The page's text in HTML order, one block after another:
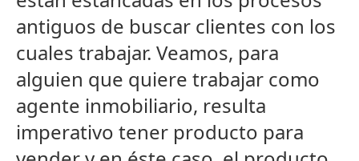
antiguos de buscar clientes con los
cuales trabajar. Veamos, para
alguien que quiere trabajar como
agente inmobiliario, resulta
imperativo tener producto para